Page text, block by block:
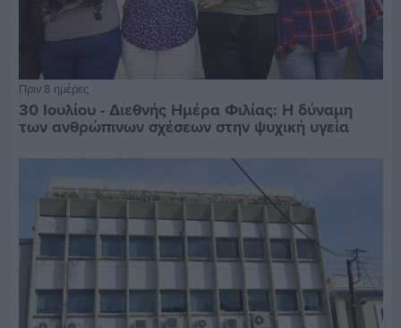
Πριν 8 ημέρες
30 Ιουλίου - Διεθνής Ημέρα Φιλίας: Η δύναμη
των ανθρώπινων σχέσεων στην ψυχική υγεία